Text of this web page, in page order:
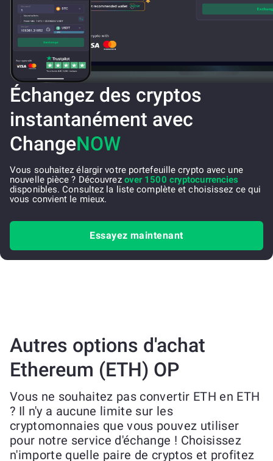
Échangez des cryptos
instantanément avec
ChangeNOW
Vous souhaitez élargir votre portefeuille crypto avec une
nouvelle pièce ? Découvrez over 1500 cryptocurrencies
disponibles. Consultez la liste complète et choisissez ce qui
vous convient le mieux.
Essayez maintenant
Autres options d'achat
Ethereum (ETH) OP
Vous ne souhaitez pas convertir ETH en ETH
? Il n'y a aucune limite sur les
cryptomonnaies que vous pouvez utiliser
pour notre service d'échange ! Choisissez
n'importe quelle paire de cryptos et profitez